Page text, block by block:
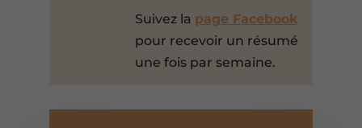
Suivez la page Facebook
pour recevoir un résumé
une fois par semaine.